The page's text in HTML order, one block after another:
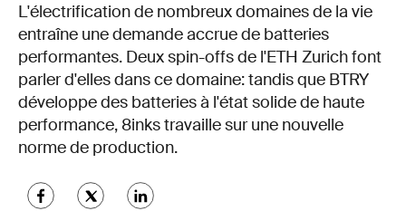
L'électrification de nombreux domaines de la vie
entraîne une demande accrue de batteries
performantes. Deux spin-offs de l'ETH Zurich font
parler d'elles dans ce domaine: tandis que BTRY
développe des batteries à l'état solide de haute
performance, 8inks travaille sur une nouvelle
norme de production.